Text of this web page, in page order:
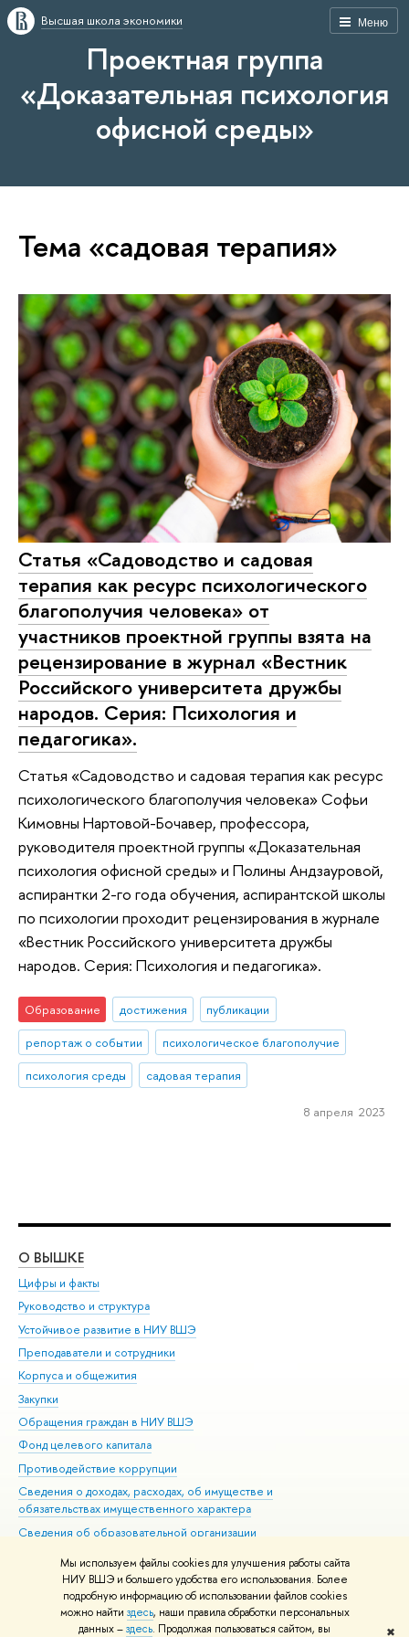
Мы используем файлы cookies для улучшения работы сайта
НИУ ВШЭ и большего удобства его использования. Более
подробную информацию об использовании файлов cookies
можно найти здесь, наши правила обработки персональных
данных –здесь. Продолжая пользоваться сайтом, вы ✖
Меню
Высшая школа экономики
Проектная группа
«Доказательная психология
офисной среды»
Тема «садовая терапия»
Статья «Садоводство и садовая
терапия как ресурс психологического
благополучия человека» от
участников проектной группы взята на
рецензирование в журнал «Вестник
Российского университета дружбы
народов. Серия: Психология и
педагогика».
Статья «Садоводство и садовая терапия как ресурс
психологического благополучия человека» Софьи
Кимовны Нартовой-Бочавер, профессора,
руководителя проектной группы «Доказательная
психология офисной среды» и Полины Андзауровой,
аспирантки 2-го года обучения, аспирантской школы
по психологии проходит рецензирования в журнале
«Вестник Российского университета дружбы
народов. Серия: Психология и педагогика».
Образование достижения
публикации
репортаж о событии
психологическое благополучие
психология среды
садовая терапия
8 апреля 2023
О ВЫШКЕ
Цифры и факты
Руководство и структура
Устойчивое развитие в НИУ ВШЭ
Преподаватели и сотрудники
Корпуса и общежития
Закупки
Обращения граждан в НИУ ВШЭ
Фонд целевого капитала
Противодействие коррупции
Сведения о доходах, расходах, об имуществе и
обязательствах имущественного характера
Сведения об образовательной организации
Людям с ограниченными возможностями здоровья
Единая платежная страница
Работа в Вышке